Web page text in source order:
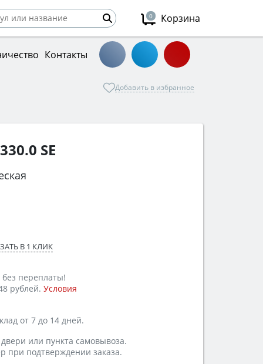
0 Корзина
Контакты
Добавить в избранное
SE
В 1 КЛИК
переплаты!
рублей. Условия
от 7 до 14 дней.
или пункта самовывоза.
при подтверждении заказа.